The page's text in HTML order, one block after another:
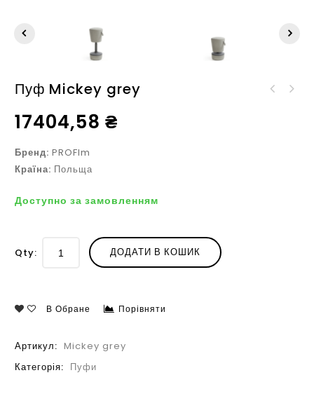
Пуф Mickey grey
17404,58 ₴
Бренд: PROFIm
Країна: Польща
Доступно за замовленням
Qty: ДОДАТИ В КОШИК
В Обране Порівняти
Артикул: Mickey grey
Категорія: Пуфи